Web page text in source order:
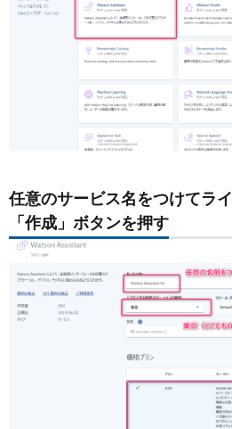
任意のサービス名をつけてラ
「作成」ボタンを押す